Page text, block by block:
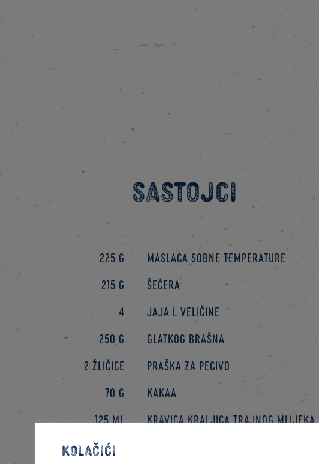
Sastojci
225 g
maslaca sobne temperature
215 g
šećera
4
jaja L veličine
250 g
glatkog brašna
2 žličice
praška za pecivo
70 g
kakaa
125 ml
Kravica Kraljica trajnog mlijeka
120 g
Kolačići